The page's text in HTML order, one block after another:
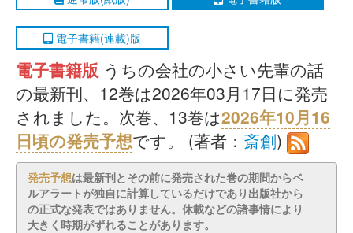
電子書籍(連載)版
電子書籍版 うちの会社の小さい先輩の話
の最新刊、12巻は2026年03月17日に発売
されました。次巻、13巻は2026年10月16
日頃の発売予想です。 (著者： 斎創)
発売予想は最新刊とその前に発売された巻の期間からベ
ルアラートが独自に計算しているだけであり出版社から
の正式な発表ではありません。休載などの諸事情により
大きく時期がずれることがあります。